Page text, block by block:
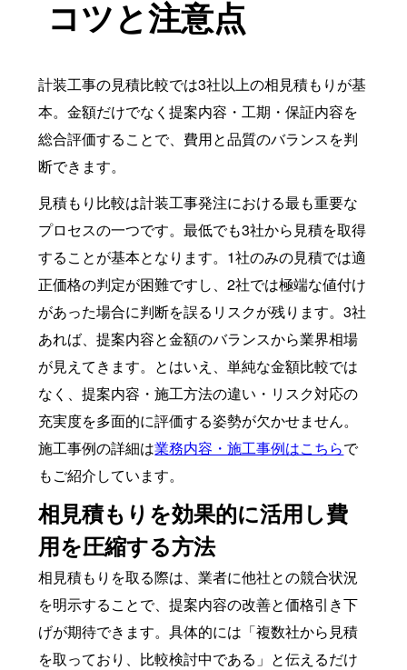
コツと注意点
計装工事の見積比較では3社以上の相見積もりが基
本。金額だけでなく提案内容・工期・保証内容を
総合評価することで、費用と品質のバランスを判
断できます。
見積もり比較は計装工事発注における最も重要な
プロセスの一つです。最低でも3社から見積を取得
することが基本となります。1社のみの見積では適
正価格の判定が困難ですし、2社では極端な値付け
があった場合に判断を誤るリスクが残ります。3社
あれば、提案内容と金額のバランスから業界相場
が見えてきます。とはいえ、単純な金額比較では
なく、提案内容・施工方法の違い・リスク対応の
充実度を多面的に評価する姿勢が欠かせません。
施工事例の詳細は業務内容・施工事例はこちらで
もご紹介しています。
相見積もりを効果的に活用し費
用を圧縮する方法
相見積もりを取る際は、業者に他社との競合状況
を明示することで、提案内容の改善と価格引き下
げが期待できます。具体的には「複数社から見積
を取っており、比較検討中である」と伝えるだけ